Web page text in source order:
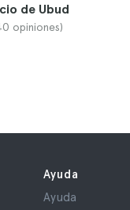
de Ubud
opiniones)
Ayuda
Ayuda